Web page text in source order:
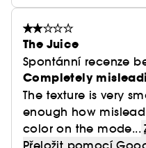
The Juice
Spontánní recenze
Completely
The texture is very
enough how
color on the mode...
Přeložit pomocí